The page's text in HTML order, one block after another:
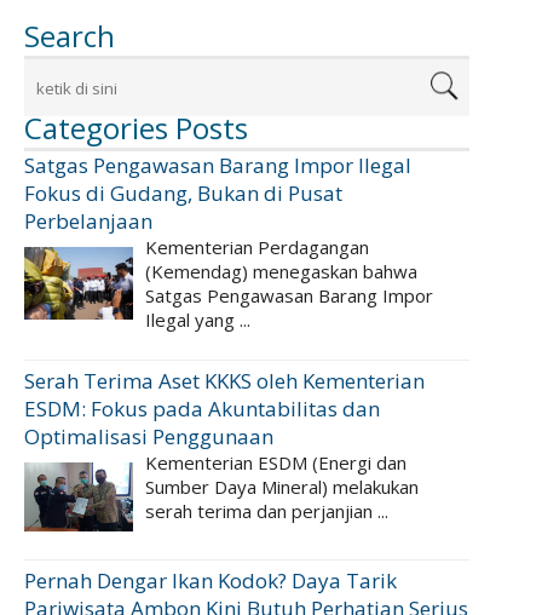
Search
Categories Posts
Satgas Pengawasan Barang Impor Ilegal
Fokus di Gudang, Bukan di Pusat
Perbelanjaan
Kementerian Perdagangan
(Kemendag) menegaskan bahwa
Satgas Pengawasan Barang Impor
Ilegal yang ...
Serah Terima Aset KKKS oleh Kementerian
ESDM: Fokus pada Akuntabilitas dan
Optimalisasi Penggunaan
Kementerian ESDM (Energi dan
Sumber Daya Mineral) melakukan
serah terima dan perjanjian ...
Pernah Dengar Ikan Kodok? Daya Tarik
Pariwisata Ambon Kini Butuh Perhatian Serius